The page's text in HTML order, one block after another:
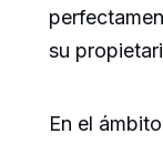
su
En el